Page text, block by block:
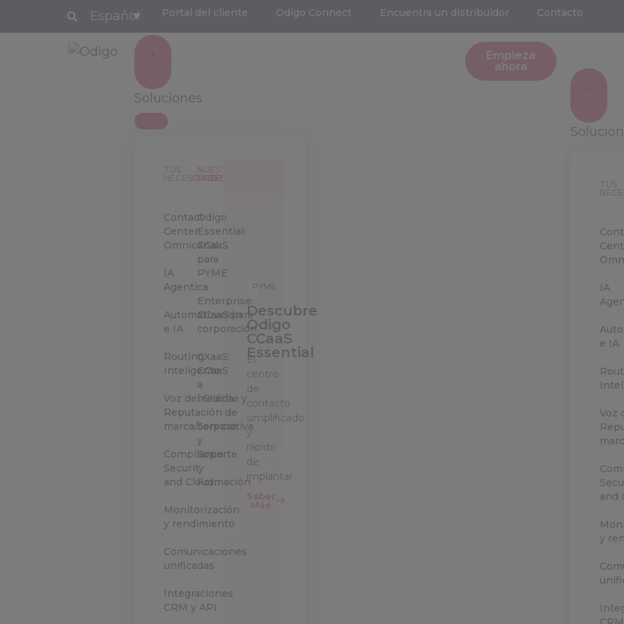
Español Portal del cliente Odigo Connect Encuentra un distribuidor Contacto
Soluciones
TUS
NECESIDADES
Contact
Center
Omnicanal
IA
Agentica
Automatización
e IA
Routing
Inteligente
Voz del Cliente y
Reputación de
marca/corporativa
Compliance
Security
and Cloud
Monitorización
y rendimiento
Comunicaciones
unificadas
Integraciones
CRM y API
NUESTRAS
OFERTAS
Odigo
Essential:
CCaaS
para
PYME
Enterprise:
CCaaS para
corporación
CXaaS:
CCaaS
a
medida
Servicio
y
Soporte
Formación
PYME
Descubre
Odigo
CCaaS
Essential
El
centro
de
contacto
simplificado
y
rápido
de
implantar
Saber
Más
Empieza
ahora
TUS
IA
e IA
Voz
and
y